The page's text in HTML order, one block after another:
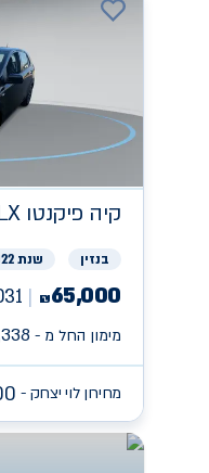
קיה פיקנטו LX
בנזין שנת 2022
₪65,000
מימון החל מ -
מחירון לוי יצחק -